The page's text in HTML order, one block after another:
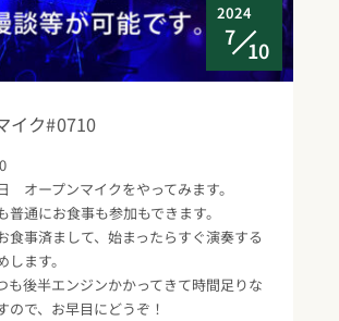
2024
7
10
イク#0710
オープンマイクをやってみます。
普通にお食事も参加もできます。
食事済まして、始まったらすぐ演奏する
します。
も後半エンジンかかってきて時間足りな
ので、お早目にどうぞ！